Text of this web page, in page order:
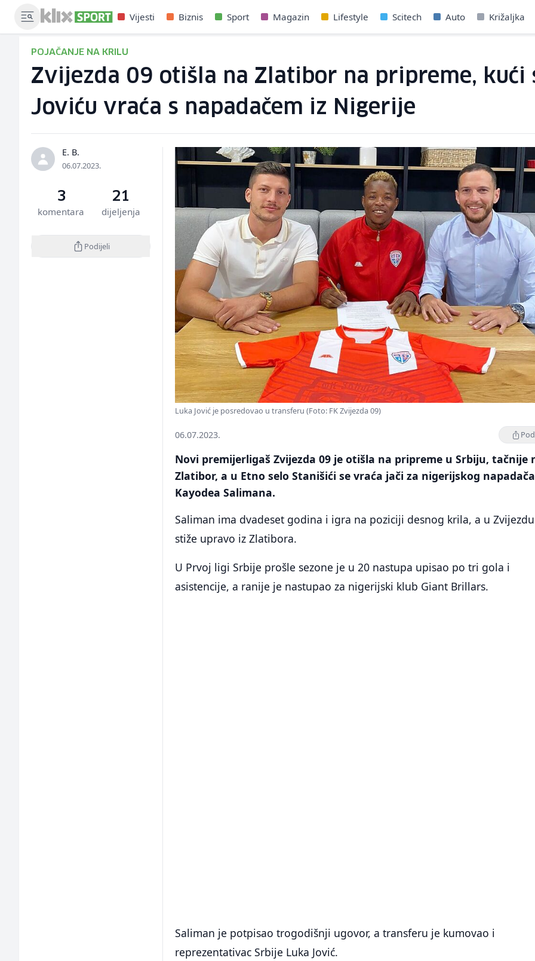
Vijesti Biznis Sport Magazin Lifestyle Scitech Auto Križaljka
POJAČANJE NA KRILU
Zvijezda 09 otišla na Zlatibor na pripreme, kući
Joviću vraća s napadačem iz Nigerije
E. B.
06.07.2023.
3
komentara
21
dijeljenja
Podijeli
Luka Jović je posredovao u transferu (Foto: FK Zvijezda 09)
06.07.2023.
Novi premijerligaš Zvijezda 09 je otišla na pripreme u Srbiju, tačnije
Zlatibor, a u Etno selo Stanišići se vraća jači za nigerijskog napadača
Kayodea Salimana.
Saliman ima dvadeset godina i igra na poziciji desnog krila, a u
stiže upravo iz Zlatibora.
U Prvoj ligi Srbije prošle sezone je u 20 nastupa upisao po tri gola i
asistencije, a ranije je nastupao za nigerijski klub Giant Brillars.
Saliman je potpisao trogodišnji ugovor, a transferu je kumovao i
reprezentativac Srbije Luka Jović.